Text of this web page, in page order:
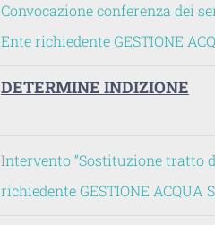
Convocazione conferenza dei
Ente richiedente GESTIONE
DETERMINE INDIZIONE
Intervento “Sostituzione tratto
richiedente GESTIONE ACQUA